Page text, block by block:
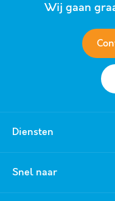
Wij gaan
Diensten
Aankoop
Snel naar